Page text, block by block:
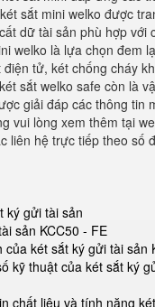
sắt mini welko được
dữ tài sản phù hợp với
welko là lựa chọn đem
điện tử, két chống cháy
sắt welko safe còn là
giải đáp các thông tin
vui lòng xem thêm tại
liên hệ trực tiếp theo số
ký gửi tài sản
sản KCC50 - FE
két sắt ký gửi tài sản
kỹ thuật của két sắt ký
chất liệu và tính năng